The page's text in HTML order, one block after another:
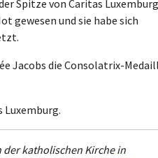
Spitze von Caritas Luxemburg
gewesen und sie habe sich
Jacobs die Consolatrix-
Luxemburg.
der katholischen Kirche in